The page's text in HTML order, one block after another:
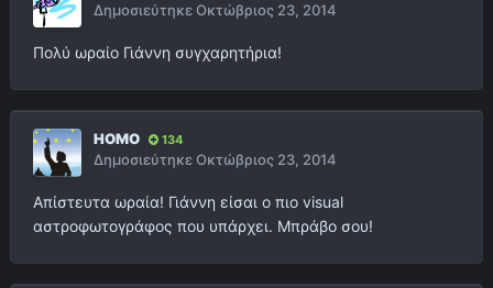
ΔημοσιεύτηκεΟκτώβριος 23, 2014
Πολύ ωραίο Γιάννη συγχαρητήρια!
HOMO 134
ΔημοσιεύτηκεΟκτώβριος 23, 2014
Απίστευτα ωραία! Γιάννη είσαι ο πιο visual
αστροφωτογράφος που υπάρχει. Μπράβο σου!